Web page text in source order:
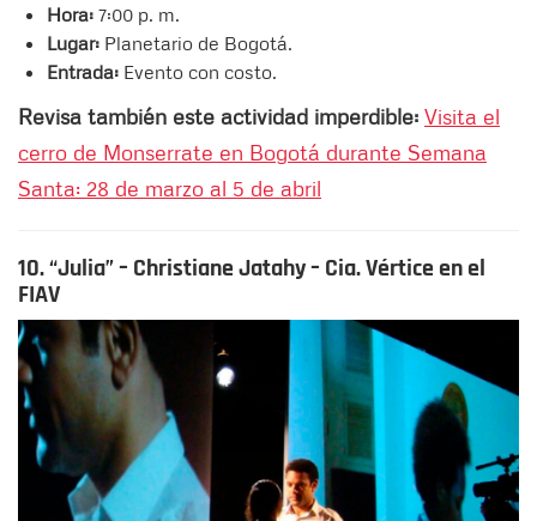
Hora: 7:00 p. m.
Lugar: Planetario de Bogotá.
Entrada: Evento con costo.
Revisa también este actividad imperdible: Visita el
cerro de Monserrate en Bogotá durante Semana
Santa: 28 de marzo al 5 de abril
10. “Julia” – Christiane Jatahy – Cia. Vértice en el
FIAV